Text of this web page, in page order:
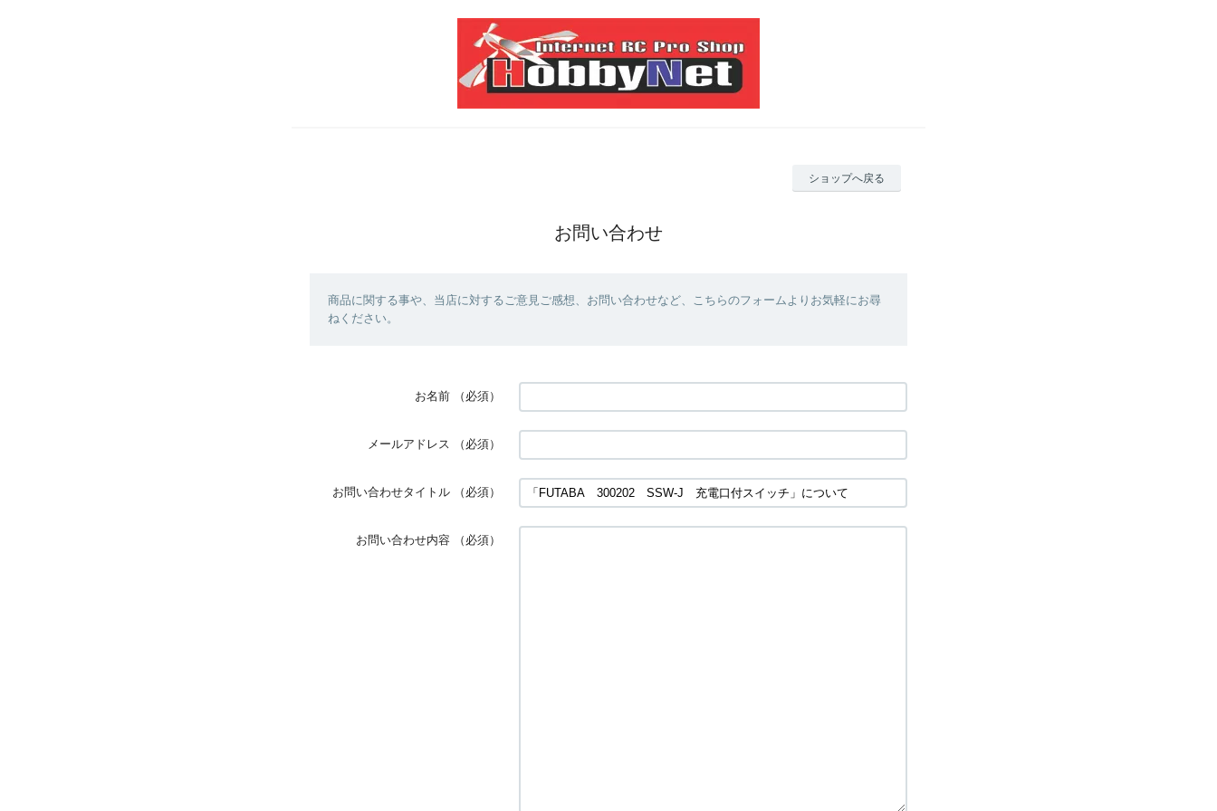
ショップへ戻る
お問い合わせ
商品に関する事や、当店に対するご意見ご感想、お問い合わせなど、こちらのフォームよりお気軽にお尋
ねください。
お名前 （必須）
メールアドレス （必須）
お問い合わせタイトル （必須）
お問い合わせ内容 （必須）